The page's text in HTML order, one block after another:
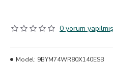
0 yorum
Model: 9BYM74WR80X140ESB